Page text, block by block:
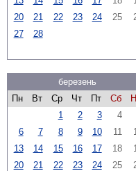
20
21 22 23 24 25
27
28
березень
Пн
Вт Ср Чт Пт Сб
1
2 3 4
6
7 8 9 10 11
13
14 15 16 17 18
20
21 22 23 24 25